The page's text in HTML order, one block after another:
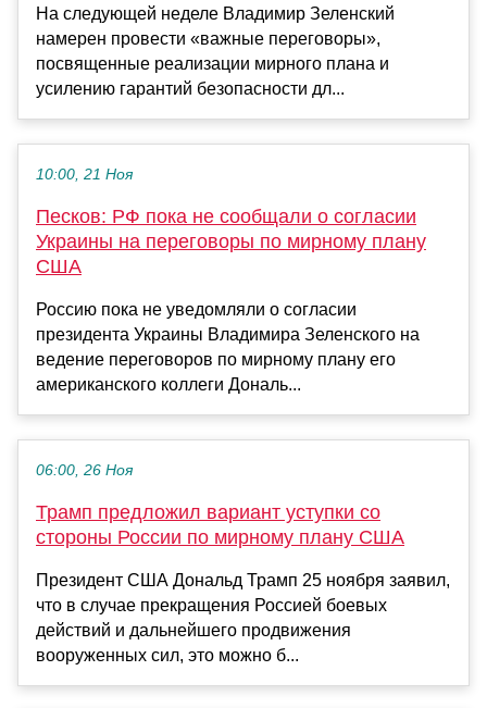
На следующей неделе Владимир Зеленский
намерен провести «важные переговоры»,
посвященные реализации мирного плана и
усилению гарантий безопасности дл...
10:00, 21 Ноя
Песков: РФ пока не сообщали о согласии
Украины на переговоры по мирному плану
США
Россию пока не уведомляли о согласии
президента Украины Владимира Зеленского на
ведение переговоров по мирному плану его
американского коллеги Дональ...
06:00, 26 Ноя
Трамп предложил вариант уступки со
стороны России по мирному плану США
Президент США Дональд Трамп 25 ноября заявил,
что в случае прекращения Россией боевых
действий и дальнейшего продвижения
вооруженных сил, это можно б...